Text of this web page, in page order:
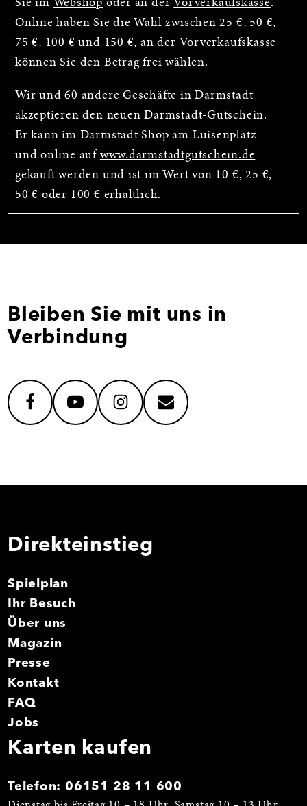
Sie im Webshop oder an der Vorverkaufskasse.
Online haben Sie die Wahl zwischen 25 €, 50 €,
75 €, 100 € und 150 €, an der Vorverkaufskasse
können Sie den Betrag frei wählen.
Wir und 60 andere Geschäfte in Darmstadt
akzeptieren den neuen Darmstadt-Gutschein.
Er kann im Darmstadt Shop am Luisenplatz
und online auf www.darmstadtgutschein.de
gekauft werden und ist im Wert von 10 €, 25 €,
50 € oder 100 € erhältlich.
Bleiben Sie mit uns in
Verbindung
facebookyoutubeinstagrammail
Direkteinstieg
Spielplan
Ihr Besuch
Über uns
Magazin
Presse
Kontakt
FAQ
Jobs
Karten kaufen
Telefon:06151 28 11 600